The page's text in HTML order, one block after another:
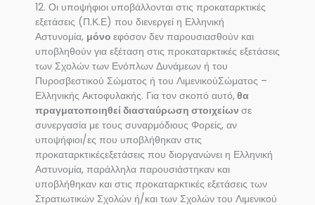
12. Οι υποψήφιοι υποβάλλονται στις προκαταρκτικές
εξετάσεις (Π.Κ.Ε) που διενεργεί η Ελληνική
Αστυνομία, μόνο εφόσον δεν παρουσιασθούν και
υποβληθούν για εξέταση στις προκαταρκτικές εξετάσεις
των Σχολών των Ενόπλων Δυνάμεων ή του
Πυροσβεστικού Σώματος ή του ΛιμενικούΣώματος –
Ελληνικής Ακτοφυλακής. Για τον σκοπό αυτό, θα
πραγματοποιηθεί διασταύρωση στοιχείων σε
συνεργασία με τους συναρμόδιους Φορείς, αν
υποψήφιοι/ες που υποβλήθηκαν στις
προκαταρκτικέςεξετάσεις που διοργανώνει η Ελληνική
Αστυνομία, παράλληλα παρουσιάστηκαν και
υποβλήθηκαν και στις προκαταρκτικές εξετάσεις των
Στρατιωτικών Σχολών ή/και των Σχολών του Λιμενικού